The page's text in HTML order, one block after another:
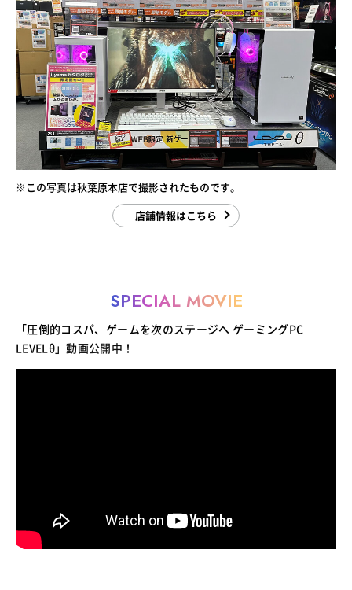
※この写真は秋葉原本店で撮影されたものです。
店舗情報はこちら
SPECIAL MOVIE
「圧倒的コスパ、ゲームを次のステージへ ゲーミングPC
LEVELθ」動画公開中！